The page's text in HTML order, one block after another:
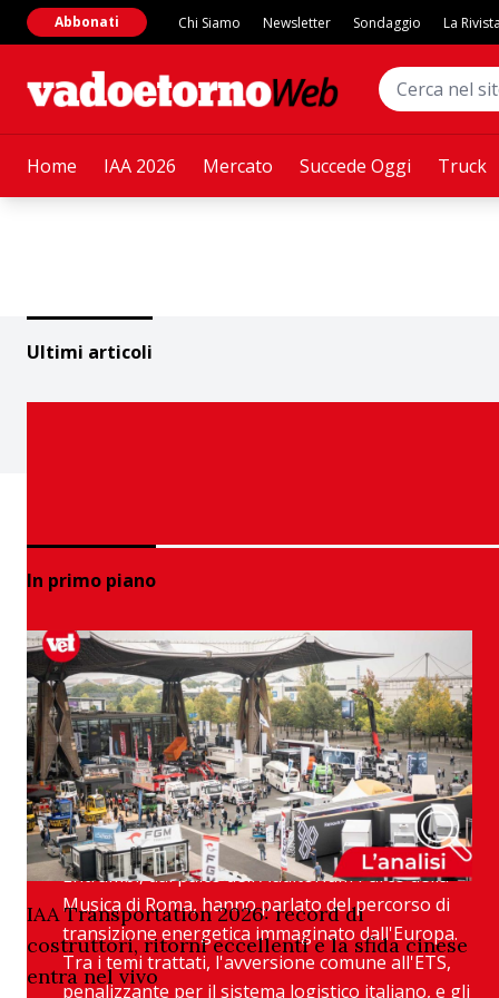
Home IAA 2026 Mercato Succede Oggi Truck
Abbonati Chi Siamo Newsletter Sondaggio La Rivista
Ultimi articoli
Green deal e tasse mettono a
rischio intermodalità e
sostenibilità. Gli interventi di
Salvini e Grimaldi all’assemblea di
ALIS
Entrambi, dal palco dell'Auditorium Parco della
Musica di Roma, hanno parlato del percorso di
transizione energetica immaginato dall'Europa.
Tra i temi trattati, l'avversione comune all'ETS,
penalizzante per il sistema logistico italiano, e gli
In primo piano
IAA Transportation 2026: record di
costruttori, ritorni eccellenti e la sfida cinese
entra nel vivo